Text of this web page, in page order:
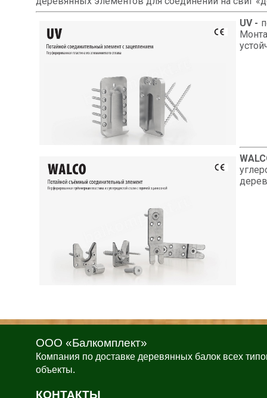
UV -
ООО «Балкомплект»
Компания по доставке деревянных балок всех
объекты.
КОНТАКТЫ